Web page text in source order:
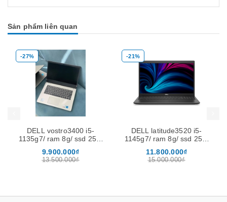
Sản phẩm liên quan
-27%
DELL vostro3400 i5-
1135g7/ ram 8g/ ssd 256/
9.900.000₫
13.500.000₫
-21%
DELL latitude3520 i5-
1145g7/ ram 8g/ ssd 256/
11.800.000₫
15.000.000₫